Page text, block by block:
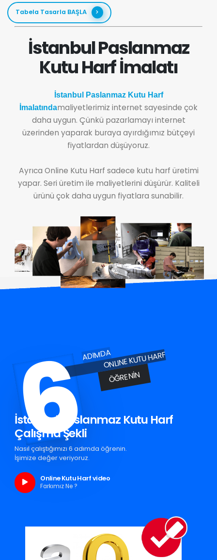
Tabela Tasarla BAŞLA
İstanbul Paslanmaz
Kutu Harf İmalatı
İstanbul Paslanmaz Kutu Harf
İmalatındamaliyetlerimiz internet sayesinde çok
daha uygun. Çünkü pazarlamayı internet
üzerinden yaparak buraya ayırdığımız bütçeyi
fiyatlardan düşüyoruz.
Ayrıca Online Kutu Harf sadece kutu harf üretimi
yapar. Seri üretim ile maliyetlerini düşürür. Kaliteli
ürünü çok daha uygun fiyatlara sunabilir.
6ADIMDAONLINE KUTU HARF
ÖĞRENIN
İstanbul Paslanmaz Kutu Harf
Çalışma Şekli
Nasıl çalıştığımızı 6 adımda öğrenin.
İşimize değer veriyoruz.
Online Kutu Harf video
Farkımız Ne ?